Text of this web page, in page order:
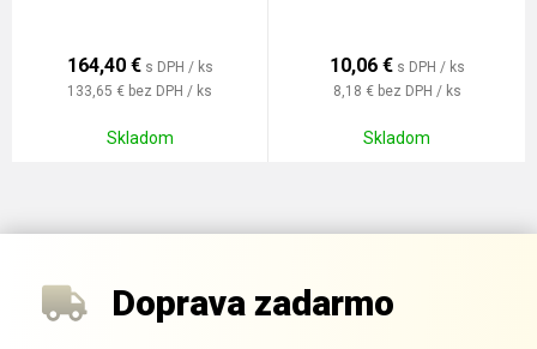
164,40 € s DPH / ks
133,65 € bez DPH / ks
Skladom
10,06 € s DPH / ks
8,18 € bez DPH / ks
Skladom
Doprava zadarmo